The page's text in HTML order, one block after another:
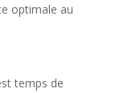
optimale au
temps de